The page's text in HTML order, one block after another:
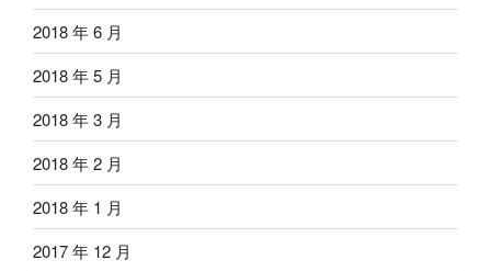
2018 年 6 月
2018 年 5 月
2018 年 3 月
2018 年 2 月
2018 年 1 月
2017 年 12 月